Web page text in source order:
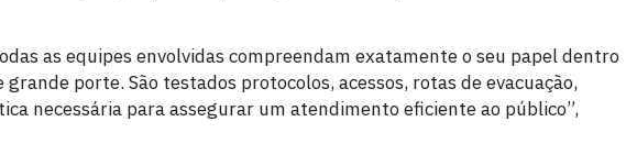
as equipes envolvidas compreendam exatamente o seu papel dentro
porte. São testados protocolos, acessos, rotas de evacuação,
necessária para assegurar um atendimento eficiente ao público”,